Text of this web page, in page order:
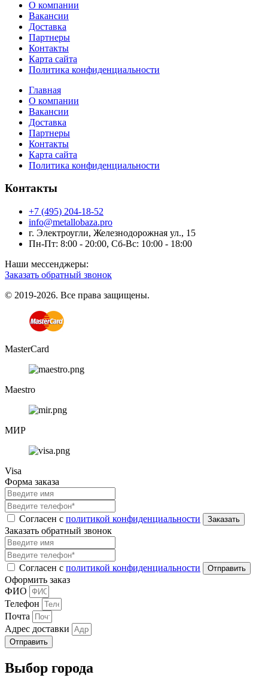
О компании
Вакансии
Доставка
Партнеры
Контакты
Карта сайта
Политика конфиденциальности
Главная
О компании
Вакансии
Доставка
Партнеры
Контакты
Карта сайта
Политика конфиденциальности
Контакты
+7 (495) 204-18-52
info@metallobaza.pro
г. Электроугли, Железнодорожная ул., 15
Пн-Пт: 8:00 - 20:00, Сб-Вс: 10:00 - 18:00
Наши мессенджеры:
Заказать обратный звонок
© 2019-2026. Все права защищены.
MasterCard
Maestro
МИР
Visa
Форма заказа
Согласен с политикой конфиденциальности
Заказать обратный звонок
Согласен с политикой конфиденциальности
Оформить заказ
ФИО
Телефон
Почта
Адрес доставки
Отправить
Выбор города